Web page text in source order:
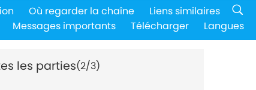
Où regarder la chaîne
Liens similaires
Messages importants Télécharger Langues
les parties(2/3)